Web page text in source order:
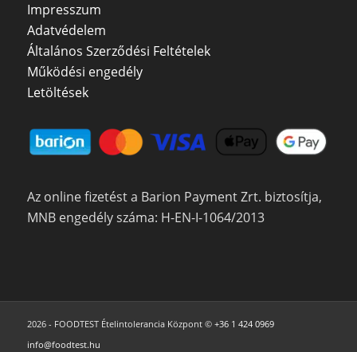
Impresszum
Adatvédelem
Általános Szerződési Feltételek
Működési engedély
Letöltések
Az online fizetést a Barion Payment Zrt. biztosítja,
MNB engedély száma: H-EN-I-1064/2013
2026 - FOODTEST Ételintolerancia Központ © +36 1 424 0969
info@foodtest.hu